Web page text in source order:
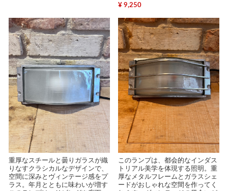
¥ 9,250
重厚なスチールと曇りガラスが織
りなすクラシカルなデザインで、
空間に深みとヴィンテージ感をプ
ラス。年月とともに味わいが増す
このランプは、都会的なインダス
トリアル美学を体現する照明。重
厚なメタルフレームとガラスシェ
ードがおしゃれな空間を作ってく